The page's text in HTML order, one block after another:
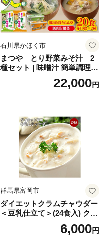
石川県かほく市
まつや とり野菜みそ汁 2
種セット | 味噌汁 簡単調理
お味噌 おみそ みそ とり野菜
時短料理 時短ごはん ご当地
22,000円
群馬県富岡市
ダイエットクラムチャウダー
＜豆乳仕立て＞(24食入) クラ
ムチャウダー 豆乳 ダイエッ
ト スープ プロテイン たんぱ
6,000円